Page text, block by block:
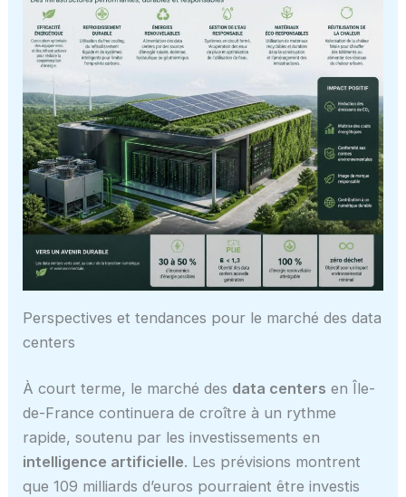
Perspectives et tendances pour le marché des data
centers
À court terme, le marché des data centers en Île-
de-France continuera de croître à un rythme
rapide, soutenu par les investissements en
intelligence artificielle. Les prévisions montrent
que 109 milliards d’euros pourraient être investis